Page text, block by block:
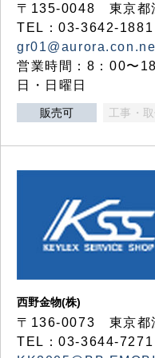
〒135-0048 東京都
TEL：03-3642-
営業時間：8：00〜
日・日曜日
販売可 工事・
西野金物(株)
〒136-0073 東京都
TEL：